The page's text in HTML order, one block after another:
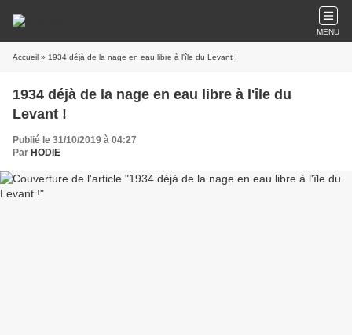
MENU
Accueil » 1934 déjà de la nage en eau libre à l'île du Levant !
1934 déjà de la nage en eau libre à l'île du
Levant !
Publié le 31/10/2019 à 04:27
Par HODIE